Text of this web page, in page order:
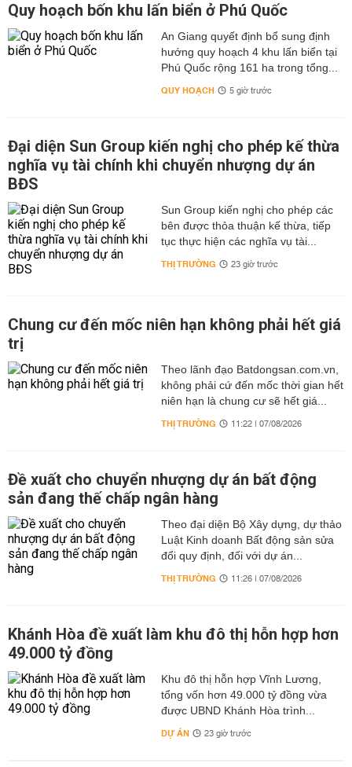
Quy hoạch bốn khu lấn biển ở Phú Quốc
An Giang quyết định bổ sung định
hướng quy hoạch 4 khu lấn biển tại
Phú Quốc rộng 161 ha trong tổng...
QUY HOẠCH 5 giờ trước
Đại diện Sun Group kiến nghị cho phép kế thừa
nghĩa vụ tài chính khi chuyển nhượng dự án
BĐS
Sun Group kiến nghị cho phép các
bên được thỏa thuận kế thừa, tiếp
tục thực hiện các nghĩa vụ tài...
THỊ TRƯỜNG 23 giờ trước
Chung cư đến mốc niên hạn không phải hết giá
trị
Theo lãnh đạo Batdongsan.com.vn,
không phải cứ đến mốc thời gian hết
niên hạn là chung cư sẽ hết giá...
THỊ TRƯỜNG 11:22 | 07/08/2026
Đề xuất cho chuyển nhượng dự án bất động
sản đang thế chấp ngân hàng
Theo đại diện Bộ Xây dựng, dự thảo
Luật Kinh doanh Bất động sản sửa
đổi quy định, đối với dự án...
THỊ TRƯỜNG 11:26 | 07/08/2026
Khánh Hòa đề xuất làm khu đô thị hỗn hợp hơn
49.000 tỷ đồng
Khu đô thị hỗn hợp Vĩnh Lương,
tổng vốn hơn 49.000 tỷ đồng vừa
được UBND Khánh Hòa trình...
DỰ ÁN 23 giờ trước